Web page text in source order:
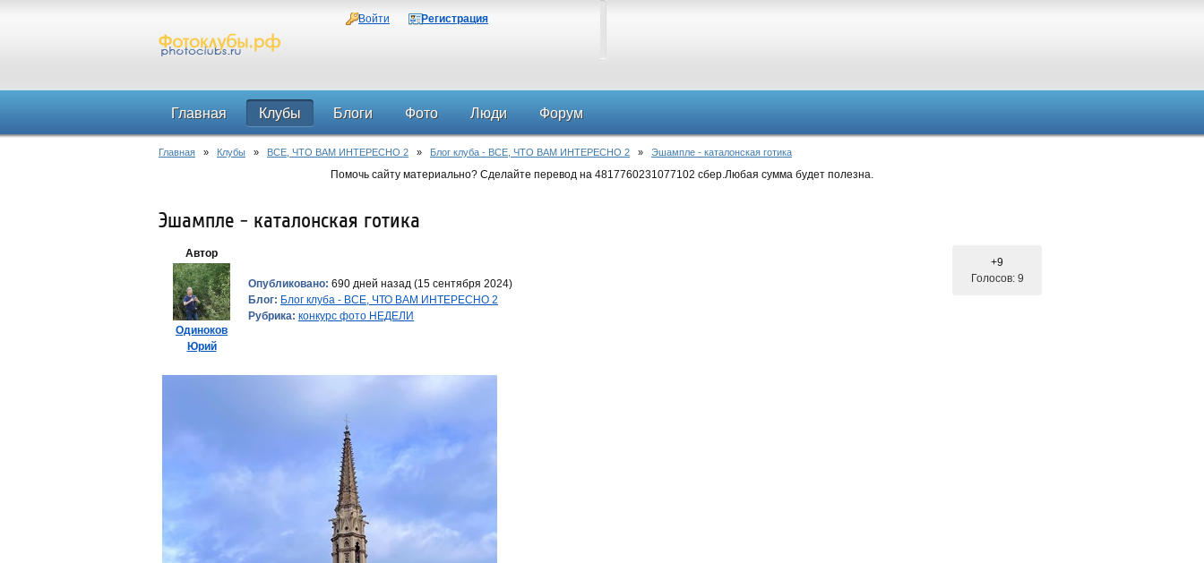
Войти Регистрация
Главная Клубы Блоги Фото Люди Форум
Главная » Клубы » ВСЕ, ЧТО ВАМ ИНТЕРЕСНО 2 » Блог клуба - ВСЕ, ЧТО ВАМ ИНТЕРЕСНО 2 » Эшампле - каталонская готика
Помочь сайту материально? Сделайте перевод на 4817760231077102 сбер.Любая сумма будет полезна.
Эшампле - каталонская готика
Автор
Одиноков
Юрий
Опубликовано: 690 дней назад (15 сентября 2024)
Блог: Блог клуба - ВСЕ, ЧТО ВАМ ИНТЕРЕСНО 2
Рубрика: конкурс фото НЕДЕЛИ
+9
Голосов: 9